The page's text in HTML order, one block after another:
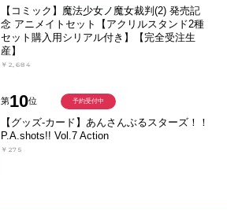
【コミック】魔法少女ノ魔女裁判(2) 発売記
念 アニメイトセット【アクリルスタンド2種
セット購入用シリアル付き】【完全受注生
産】
￥2,684
第10位
【グッズ-カード】あんさんぶるスターズ！！
P.A.shots!! Vol.7 Action
￥275
予約受付中